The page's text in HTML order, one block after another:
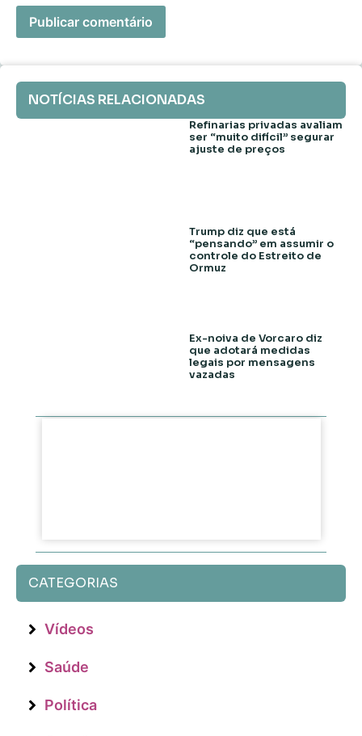
NOTÍCIAS RELACIONADAS
Refinarias privadas avaliam
ser “muito difícil” segurar
ajuste de preços
Trump diz que está
“pensando” em assumir o
controle do Estreito de
Ormuz
Ex-noiva de Vorcaro diz
que adotará medidas
legais por mensagens
vazadas
CATEGORIAS
Vídeos
Saúde
Política